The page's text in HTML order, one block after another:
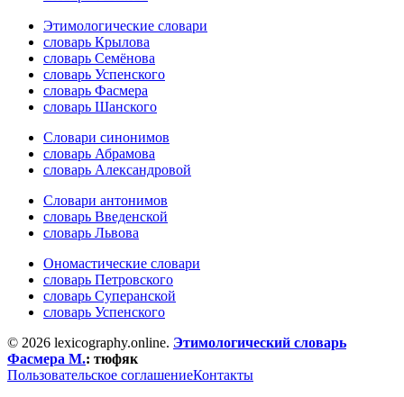
Этимологические словари
словарь Крылова
словарь Семёнова
словарь Успенского
словарь Фасмера
словарь Шанского
Словари синонимов
словарь Абрамова
словарь Александровой
Словари антонимов
словарь Введенской
словарь Львова
Ономастические словари
словарь Петровского
словарь Суперанской
словарь Успенского
© 2026 lexicography.online. Этимологический словарь
Фасмера М.: тюфяк
Пользовательское соглашениеКонтакты